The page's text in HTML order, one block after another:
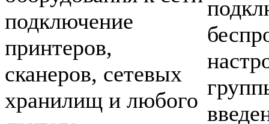
подключение
принтеров,
сканеров, сетевых
хранилищ и любого